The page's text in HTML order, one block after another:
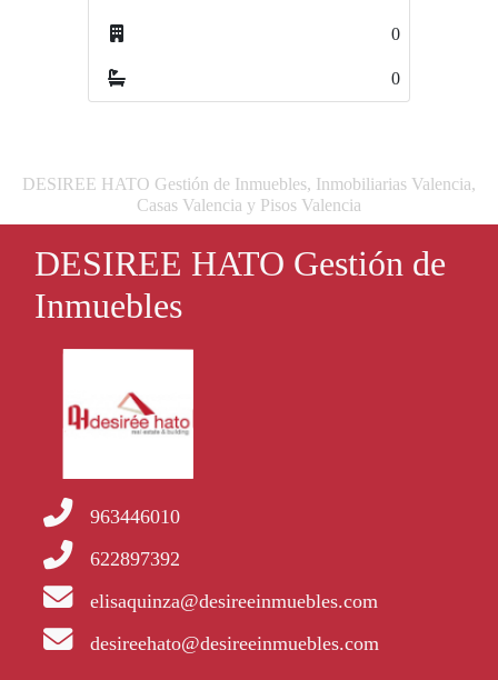
0
0
DESIREE HATO Gestión de Inmuebles, Inmobiliarias Valencia,
Casas Valencia y Pisos Valencia
DESIREE HATO Gestión de
Inmuebles
963446010
622897392
elisaquinza@desireeinmuebles.com
desireehato@desireeinmuebles.com